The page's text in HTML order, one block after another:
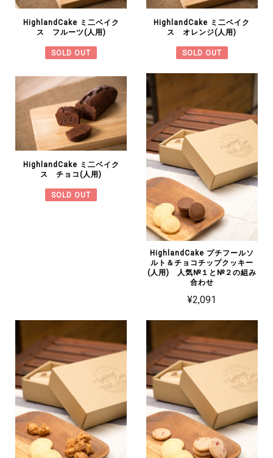
HighlandCake ミ二ベイク
ス フルーツ(人用)
SOLD OUT
HighlandCake ミ二ベイク
ス オレンジ(人用)
SOLD OUT
HighlandCake ミ二ベイク
ス チョコ(人用)
SOLD OUT
HighlandCake プチフールソ
ルト＆チョコチップクッキー
(人用) 人気№１と№２の組み
合わせ
¥2,091